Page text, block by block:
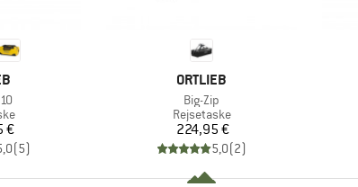
€
(5)
MÆRKE
ORTLIEB
Artikel
Big-Zip
Produktgruppe
Rejsetaske
Pris
224,95 €
5,0(2)